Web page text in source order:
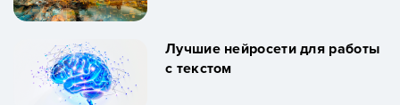
Лучшие нейросети для работы
с текстом